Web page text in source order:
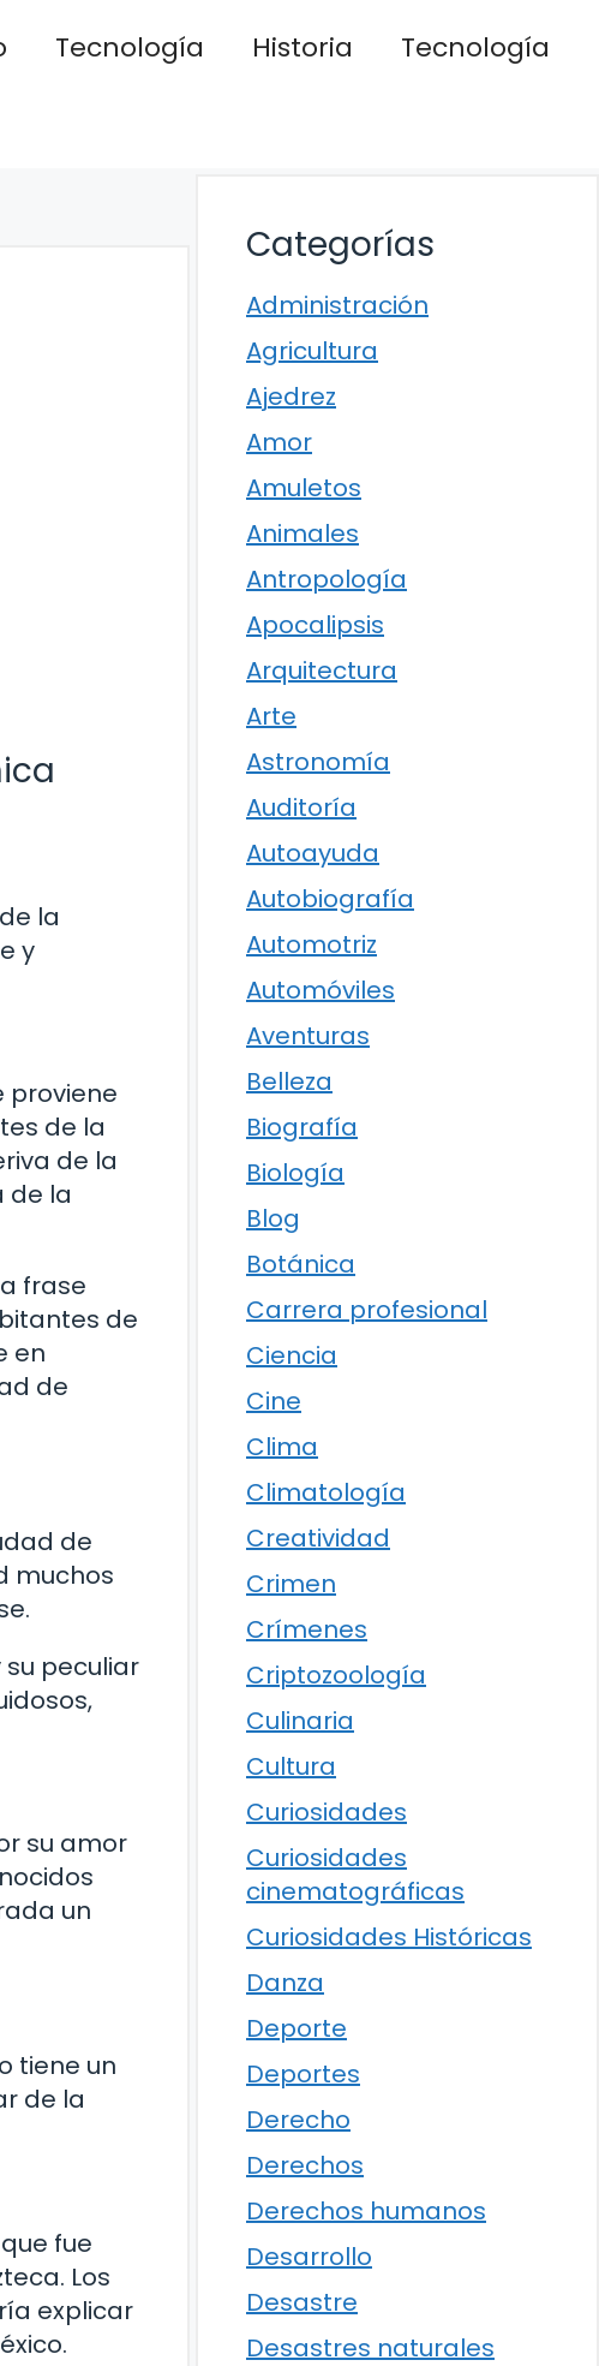
Tecnología Historia
Tecnología
la
y
proviene
de la
de la
de la
frase
de
en
de
de
muchos
peculiar
su amor
un
tiene un
de la
fue
Los
explicar
Categorías
Administración
Agricultura
Ajedrez
Amor
Amuletos
Animales
Antropología
Apocalipsis
Arquitectura
Arte
Astronomía
Auditoría
Autoayuda
Autobiografía
Automotriz
Automóviles
Aventuras
Belleza
Biografía
Biología
Blog
Botánica
Carrera profesional
Ciencia
Cine
Clima
Climatología
Creatividad
Crimen
Crímenes
Criptozoología
Culinaria
Cultura
Curiosidades
Curiosidades
cinematográficas
Curiosidades Históricas
Danza
Deporte
Deportes
Derecho
Derechos
Derechos humanos
Desarrollo
Desastre
Desastres naturales